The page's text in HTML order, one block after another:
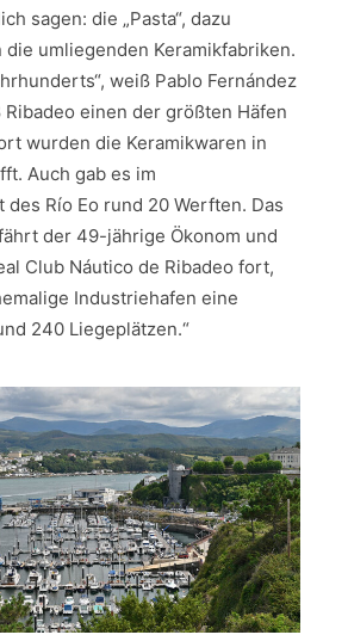
sagen: die „Pasta“, dazu
umliegenden Keramikfabriken.
weiß Pablo Fernández
Ribadeo einen der größten Häfen
wurden die Keramikwaren in
Auch gab es im
des Río Eo rund 20 Werften. Das
der 49-jährige Ökonom und
Club Náutico de Ribadeo fort,
Industriehafen eine
240 Liegeplätzen.“